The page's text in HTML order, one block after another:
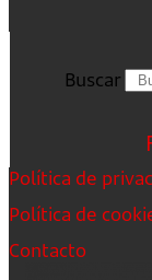
Buscar
Política de
Política de
Contacto